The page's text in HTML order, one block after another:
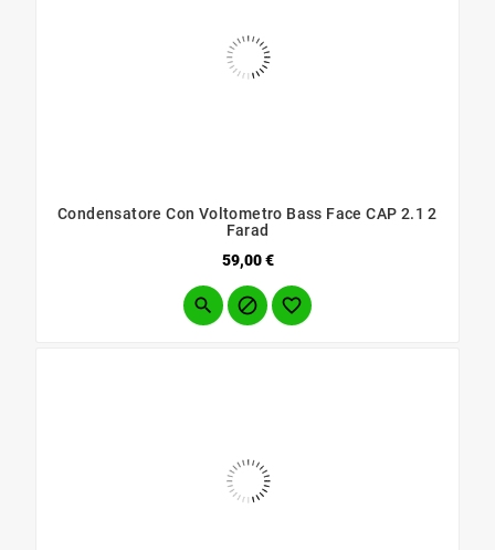
Condensatore Con Voltometro Bass Face CAP 2.1 2
Farad
59,00 €Prezzo
  